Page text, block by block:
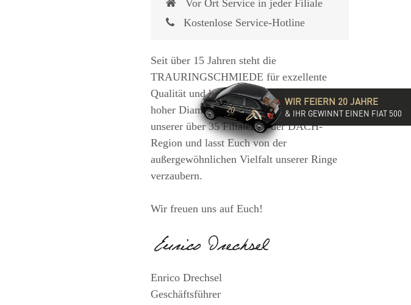
Vor Ort Service in jeder Filiale
Kostenlose Service-Hotline
Seit über 15 Jahren steht die
TRAURINGSCHMIEDE für exzellente
Qualität und hochwertige Beratung mit
hoher Diamantkompetenz. Besucht eine
unserer über 35 Filialen in der DACH-
Region und lasst Euch von der
außergewöhnlichen Vielfalt unserer Ringe
verzaubern.
Wir freuen uns auf Euch!
Enrico Drechsel
Geschäftsführer
WIR FEIERN 20 JAHRE
& IHR GEWINNT EINEN FIAT 500